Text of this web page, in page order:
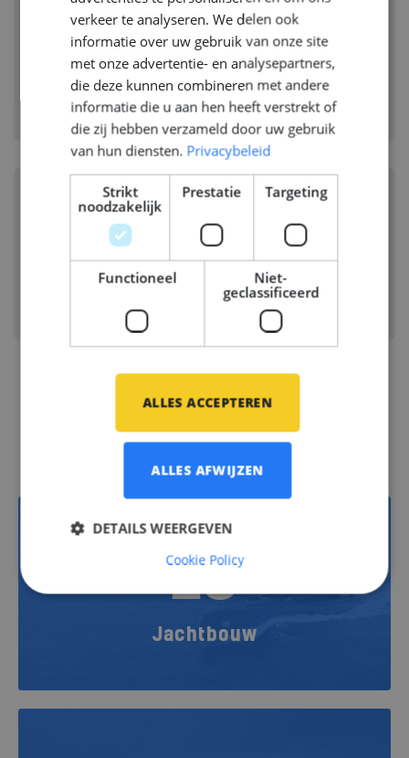
(m/w/d) - Marine & Schiffbau
LEMWERDER, DUITSLAND
Branche:
Scheepsbouw
Disciplines:
Marine Systems & Piping
3D Coordinator Mechanical
Engineering – Naval Vessels
LEMWERDER, DUITSLAND
Marine Systems & Piping
Vacatures
13
Jachtbouw
verkeer te analyseren. We delen ook
informatie over uw gebruik van onze site
met onze advertentie- en analysepartners,
die deze kunnen combineren met andere
informatie die u aan hen heeft verstrekt of
die zij hebben verzameld door uw gebruik
van hun diensten. Privacybeleid
Strikt
noodzakelijk
Prestatie Targeting
Functioneel
Niet-
geclassificeerd
ALLES ACCEPTEREN
ALLES AFWIJZEN
DETAILS WEERGEVEN
Cookie Policy